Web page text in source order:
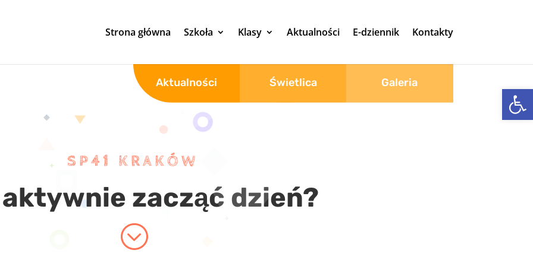
Strona główna Szkoła Klasy Aktualności E-dziennik Kontakty
Aktualności Świetlica Galeria
SP41 KRAKÓW
zacząć dzień?
;